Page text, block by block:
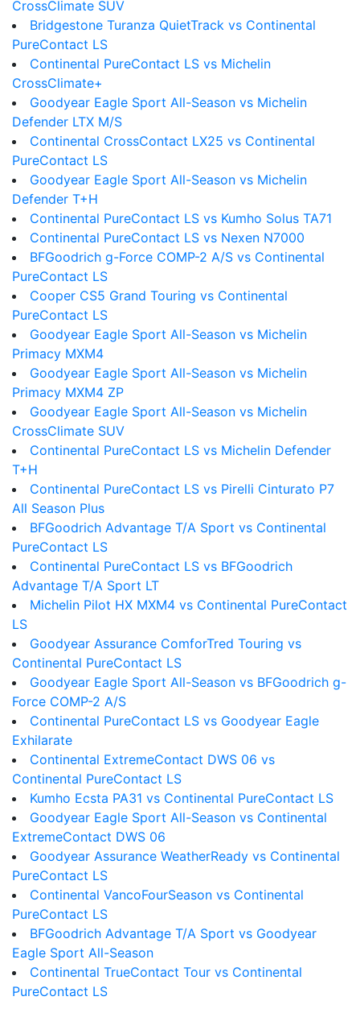
CrossClimate SUV
Bridgestone Turanza QuietTrack vs Continental
PureContact LS
Continental PureContact LS vs Michelin
CrossClimate+
Goodyear Eagle Sport All-Season vs Michelin
Defender LTX M/S
Continental CrossContact LX25 vs Continental
PureContact LS
Goodyear Eagle Sport All-Season vs Michelin
Defender T+H
Continental PureContact LS vs Kumho Solus TA71
Continental PureContact LS vs Nexen N7000
BFGoodrich g-Force COMP-2 A/S vs Continental
PureContact LS
Cooper CS5 Grand Touring vs Continental
PureContact LS
Goodyear Eagle Sport All-Season vs Michelin
Primacy MXM4
Goodyear Eagle Sport All-Season vs Michelin
Primacy MXM4 ZP
Goodyear Eagle Sport All-Season vs Michelin
CrossClimate SUV
Continental PureContact LS vs Michelin Defender
T+H
Continental PureContact LS vs Pirelli Cinturato P7
All Season Plus
BFGoodrich Advantage T/A Sport vs Continental
PureContact LS
Continental PureContact LS vs BFGoodrich
Advantage T/A Sport LT
Michelin Pilot HX MXM4 vs Continental PureContact
LS
Goodyear Assurance ComforTred Touring vs
Continental PureContact LS
Goodyear Eagle Sport All-Season vs BFGoodrich g-
Force COMP-2 A/S
Continental PureContact LS vs Goodyear Eagle
Exhilarate
Continental ExtremeContact DWS 06 vs
Continental PureContact LS
Kumho Ecsta PA31 vs Continental PureContact LS
Goodyear Eagle Sport All-Season vs Continental
ExtremeContact DWS 06
Goodyear Assurance WeatherReady vs Continental
PureContact LS
Continental VancoFourSeason vs Continental
PureContact LS
BFGoodrich Advantage T/A Sport vs Goodyear
Eagle Sport All-Season
Continental TrueContact Tour vs Continental
PureContact LS